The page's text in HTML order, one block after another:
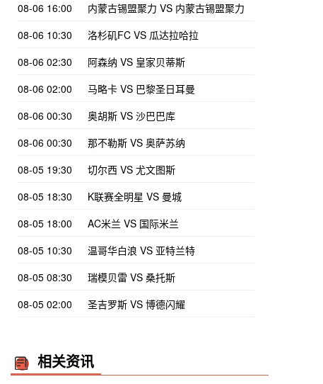
08-06 16:00
内蒙古锡盟聚力 VS 内蒙古锡盟聚力
08-06 10:30
洛杉矶FC VS 瓜达拉哈拉
08-06 02:30
阿森纳 VS 皇家贝蒂斯
08-06 02:00
马略卡 VS 巴黎圣日耳曼
08-06 00:30
奥胡斯 VS 沙巴巴库
08-06 00:30
那不勒斯 VS 奥萨苏纳
08-05 19:30
切尔西 VS 尤文图斯
08-05 18:30
K联赛全明星 VS 曼城
08-05 18:00
AC米兰 VS 国际米兰
08-05 10:30
温哥华白浪 VS 亚特兰特
08-05 08:30
瑞模贝雷 VS 桑托斯
08-05 02:00
圣吉罗斯 VS 博德闪耀
相关资讯